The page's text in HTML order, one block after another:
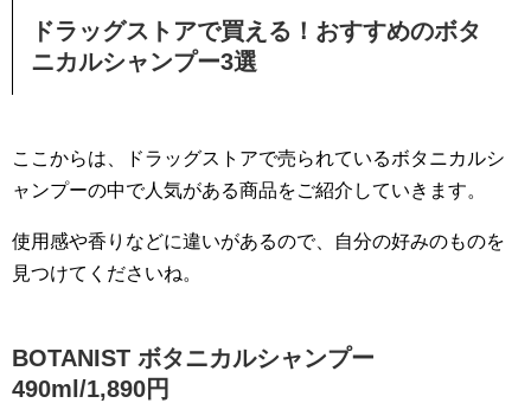
ドラッグストアで買える！おすすめのボタ
ニカルシャンプー3選
ここからは、ドラッグストアで売られているボタニカルシ
ャンプーの中で人気がある商品をご紹介していきます。
使用感や香りなどに違いがあるので、自分の好みのものを
見つけてくださいね。
BOTANIST ボタニカルシャンプー
490ml/1,890円